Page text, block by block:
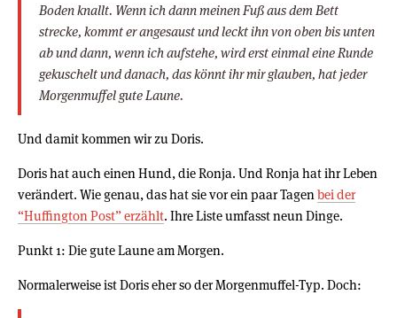
Boden knallt. Wenn ich dann meinen Fuß aus dem Bett
strecke, kommt er angesaust und leckt ihn von oben bis unten
ab und dann, wenn ich aufstehe, wird erst einmal eine Runde
gekuschelt und danach, das könnt ihr mir glauben, hat jeder
Morgenmuffel gute Laune.
Und damit kommen wir zu Doris.
Doris hat auch einen Hund, die Ronja. Und Ronja hat ihr Leben
verändert. Wie genau, das hat sie vor ein paar Tagen bei der
“Huffington Post” erzählt. Ihre Liste umfasst neun Dinge.
Punkt 1: Die gute Laune am Morgen.
Normalerweise ist Doris eher so der Morgenmuffel-Typ. Doch: